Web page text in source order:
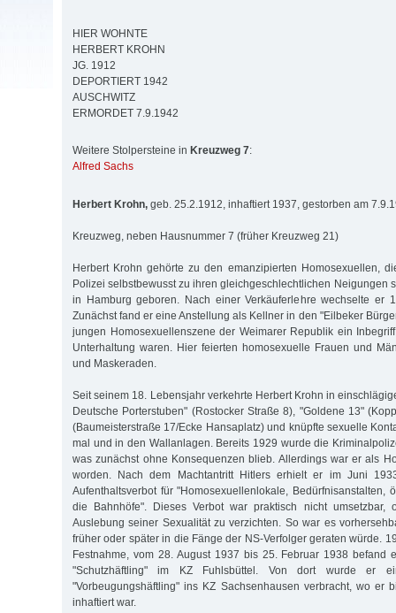
HIER WOHNTE
HERBERT KROHN
JG. 1912
DEPORTIERT 1942
AUSCHWITZ
ERMORDET 7.9.1942
Weitere Stolpersteine in Kreuzweg 7:
Alfred Sachs
Herbert Krohn, geb. 25.2.1912, inhaftiert 1937, gestorben am
Kreuzweg, neben Hausnummer 7 (früher Kreuzweg 21)
Herbert Krohn gehörte zu den emanzipierten Homosexuellen,
Polizei selbstbewusst zu ihren gleichgeschlechtlichen Neigungen
in Hamburg geboren. Nach einer Verkäuferlehre wechselte er
Zunächst fand er eine Anstellung als Kellner in den "Eilbeker
jungen Homosexuellenszene der Weimarer Republik ein
Unterhaltung waren. Hier feierten homosexuelle Frauen und
und Maskeraden.
Seit seinem 18. Lebensjahr verkehrte Herbert Krohn in
Deutsche Porterstuben" (Rostocker Straße 8), "Goldene 13"
(Baumeisterstraße 17/Ecke Hansaplatz) und knüpfte sexuelle
mal und in den Wallanlagen. Bereits 1929 wurde die
was zunächst ohne Konsequenzen blieb. Allerdings war er als
worden. Nach dem Machtantritt Hitlers erhielt er im Juni
Aufenthaltsverbot für "Homosexuellenlokale, Bedürfnisanstalten,
die Bahnhöfe". Dieses Verbot war praktisch nicht umsetzbar,
Auslebung seiner Sexualität zu verzichten. So war es
früher oder später in die Fänge der NS-Verfolger geraten würde.
Festnahme, vom 28. August 1937 bis 25. Februar 1938 befand
"Schutzhäftling" im KZ Fuhlsbüttel. Von dort wurde er
"Vorbeugungshäftling" ins KZ Sachsenhausen verbracht, wo er
inhaftiert war.